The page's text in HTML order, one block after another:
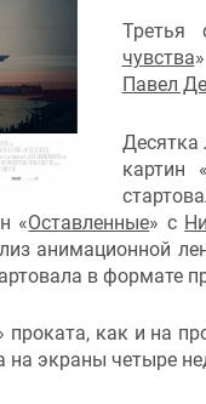
Третья
чувства»
Павел
Десятка
картин «
«Оставленные» с
анимационной
в формате
проката, как и на
экраны четыре